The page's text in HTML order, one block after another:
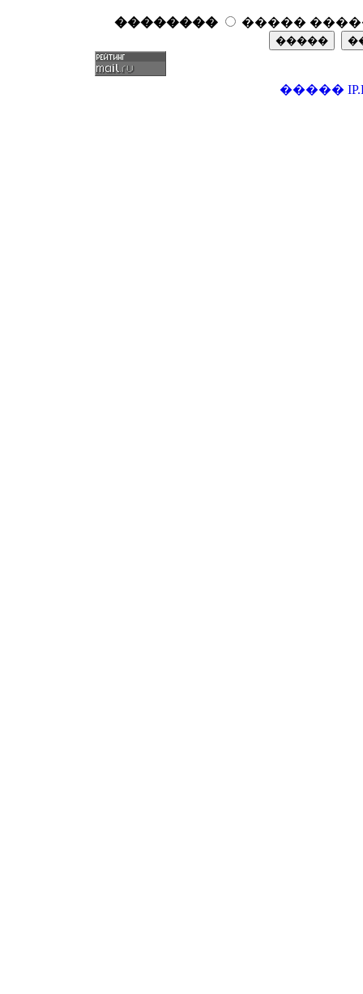
�������� �����
�����